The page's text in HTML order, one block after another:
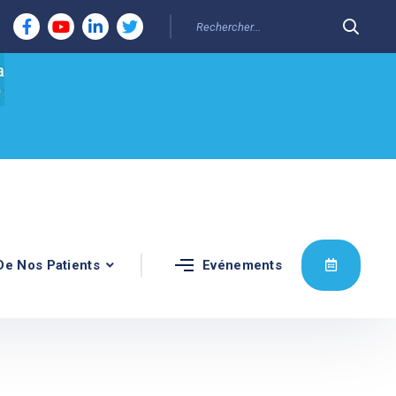
Nos Patients Evénements